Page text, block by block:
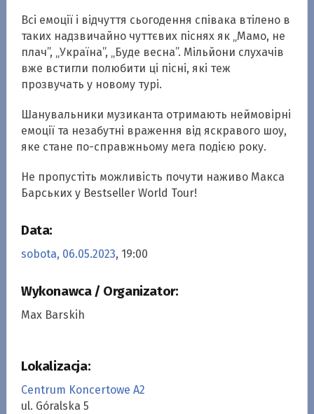
Всі емоції і відчуття сьогодення співака втілено в
таких надзвичайно чуттєвих піснях як „Мамо, не
плач”, „Україна”, „Буде весна”. Мільйони слухачів
вже встигли полюбити ці пісні, які теж
прозвучать у новому турі.
Шанувальники музиканта отримають неймовірні
емоції та незабутні враження від яскравого шоу,
яке стане по-справжньому мега подією року.
Не пропустіть можливість почути наживо Макса
Барських у Bestseller World Tour!
Data:
sobota, 06.05.2023, 19:00
Wykonawca / Organizator:
Max Barskih
Lokalizacja:
Centrum Koncertowe A2
ul. Góralska 5